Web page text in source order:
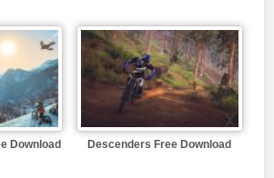
Download Descenders Free Download